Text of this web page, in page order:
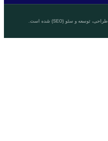
طراحی، توسعه و سئو (SEO) شده است.